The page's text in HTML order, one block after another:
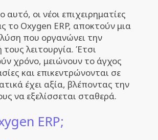
αυτό, οι νέοι επιχειρηματίες
το Oxygen ERP, αποκτούν μια
που οργανώνει την
τους λειτουργία. Έτσι
χρόνο, μειώνουν το άγχος
και επικεντρώνονται σε
έχει αξία, βλέποντας την
να εξελίσσεται σταθερά.
ERP;